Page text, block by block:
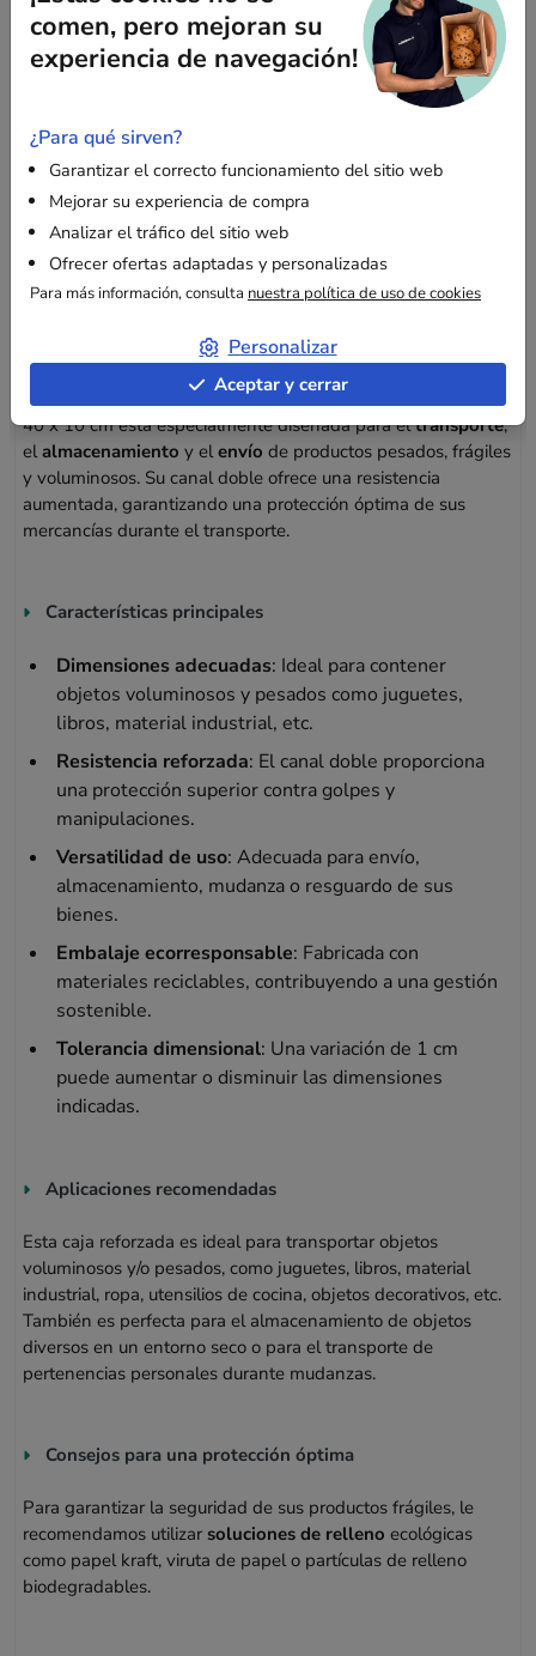
0,05 €
sin IVA
por unidad 2,03 €
sin IVA
Descripción
seguro de productos pesados y frágiles
Esta caja de cartón de canal doble con dimensiones de 60 x
40 x 10 cm está especialmente diseñada para eltransporte,
elalmacenamiento y elenvío de productos pesados, frágiles
y voluminosos. Su canal doble ofrece una resistencia
aumentada, garantizando una protección óptima de sus
mercancías durante el transporte.
Características principales
Dimensiones adecuadas: Ideal para contener
objetos voluminosos y pesados como juguetes,
libros, material industrial, etc.
Resistencia reforzada: El canal doble proporciona
una protección superior contra golpes y
manipulaciones.
Versatilidad de uso: Adecuada para envío,
almacenamiento, mudanza o resguardo de sus
bienes.
Embalaje ecorresponsable: Fabricada con
materiales reciclables, contribuyendo a una gestión
sostenible.
Tolerancia dimensional: Una variación de 1 cm
puede aumentar o disminuir las dimensiones
indicadas.
Aplicaciones recomendadas
Esta caja reforzada es ideal para transportar objetos
voluminosos y/o pesados, como juguetes, libros, material
industrial, ropa, utensilios de cocina, objetos decorativos, etc.
También es perfecta para el almacenamiento de objetos
diversos en un entorno seco o para el transporte de
pertenencias personales durante mudanzas.
Consejos para una protección óptima
Para garantizar la seguridad de sus productos frágiles, le
recomendamos utilizar soluciones de relleno ecológicas
como papel kraft, viruta de papel o partículas de relleno
biodegradables.
comen, pero mejoran su
experiencia de navegación!
¿Para qué sirven?
Garantizar el correcto funcionamiento del sitio web
Mejorar su experiencia de compra
Analizar el tráfico del sitio web
Ofrecer ofertas adaptadas y personalizadas
Para más información, consulta nuestra política de uso de cookies
Personalizar
Aceptar y cerrar